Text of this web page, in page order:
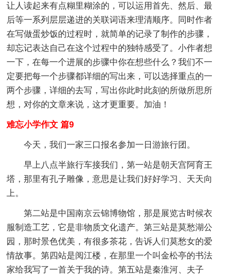
让人读起来有点糊里糊涂的，可以运用首先、然后、最
后等一系列层层递进的关联词语来理清顺序。同时作者
在写做蛋炒饭的过程时，就简单的记录了制作的步骤，
却忘记表达自己在这个过程中的独特感受了。小作者想
一下，在每一个进展的步骤中你在想些什么？我们不一
定要把每一个步骤都详细的写出来，可以选择重点的一
两个步骤，详细的去写，写出你此时此刻的所做所思所
想，对你的文章来说，这才更重要。加油！
难忘小学作文 篇9
今天，我们一家三口报名参加一日游旅行团。
早上八点半旅行车接我们，第一站是朝天宫阿育王
塔，那里有孔子雕像，意思是让我们好好学习、天天向
上。
第二站是中国南京云锦博物馆，那是展览古时候衣
服制造工艺，它是非物质文化遗产。第三站是莫愁湖公
园，那时景色优美，有很多茶花，告诉人们莫愁女的爱
情故事。第四站是阅江楼，在那里一个叫金松亭的书法
家给我写了一首关于我的诗。第五站是秦淮河、夫子